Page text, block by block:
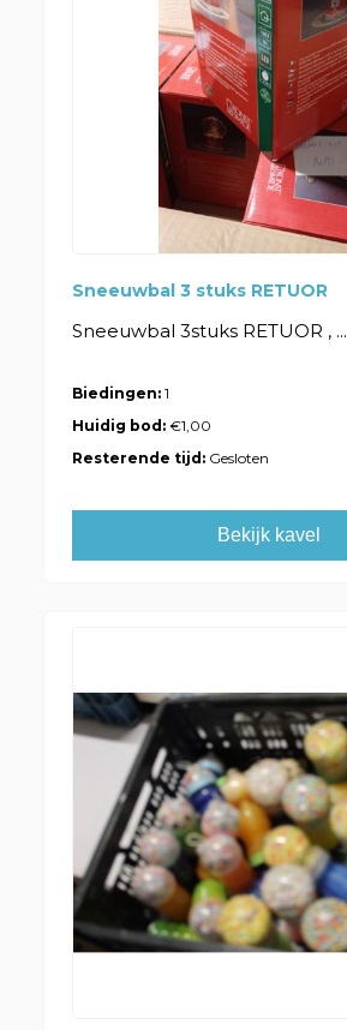
Sneeuwbal 3 stuks RETUOR
Sneeuwbal 3stuks RETUOR , ...
Biedingen: 1
Huidig bod:€1,00
Resterende tijd: Gesloten
Bekijk kavel